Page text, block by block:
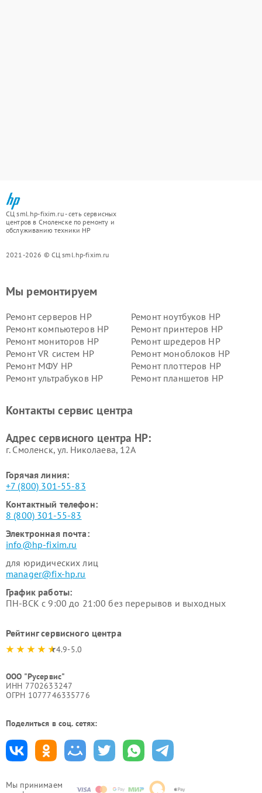
СЦ sml.hp-fixim.ru - сеть сервисных
центров в Смоленске по ремонту и
обслуживанию техники HP
2021-2026 © СЦ sml.hp-fixim.ru
Мы принимаем
Мы ремонтируем
Ремонт серверов HP
Ремонт ноутбуков HP
Ремонт компьютеров HP
Ремонт принтеров HP
Ремонт мониторов HP
Ремонт шредеров HP
Ремонт VR систем HP
Ремонт моноблоков HP
Ремонт МФУ HP
Ремонт плоттеров HP
Ремонт ультрабуков HP
Ремонт планшетов HP
Контакты сервис центра
Адрес сервисного центра HP:
г. Смоленск, ул. Николаева, 12А
Горячая линия:
+7 (800) 301-55-83
Контактный телефон:
8 (800) 301-55-83
Электронная почта:
info@hp-fixim.ru
для юридических лиц
manager@fix-hp.ru
График работы:
ПН-ВСК с 9:00 до 21:00 без перерывов и выходных
Рейтинг сервисного центра
4.9-5.0
ООО "Русервис"
ИНН 7702633247
ОГРН 1077746335776
Поделиться в соц. сетях: